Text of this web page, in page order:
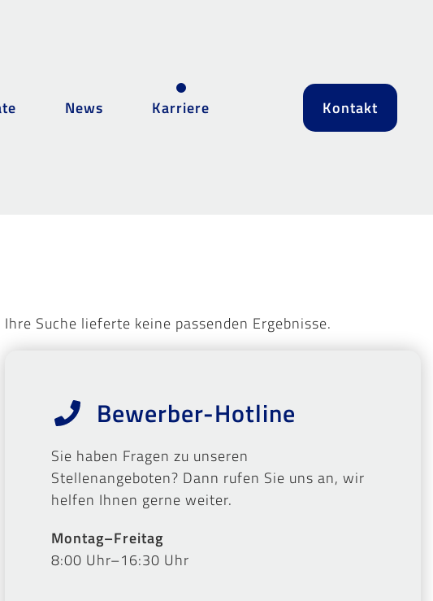
News Karriere Kontakt
Ihre Suche lieferte keine passenden Ergebnisse.
Bewerber-Hotline
Sie haben Fragen zu unseren
Stellenangeboten? Dann rufen Sie uns an, wir
helfen Ihnen gerne weiter.
Montag–Freitag
8:00 Uhr–16:30 Uhr